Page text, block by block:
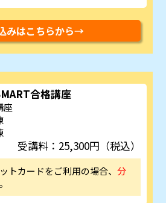
みはこちらから→
合格講座
座
受講料：25,300円（税込）
トカードをご利用の場合、分